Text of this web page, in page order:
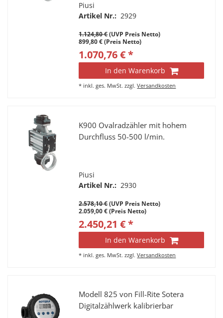
Piusi
Artikel Nr.: 2929
1.124,80 €(UVP Preis Netto)
899,80 € (Preis Netto)
1.070,76 € *
In den Warenkorb
* inkl. ges. MwSt. zzgl.Versandkosten
K900 Ovalradzähler mit hohem
Durchfluss 50-500 l/min.
Piusi
Artikel Nr.: 2930
2.578,10 €(UVP Preis Netto)
2.059,00 € (Preis Netto)
2.450,21 € *
In den Warenkorb
* inkl. ges. MwSt. zzgl.Versandkosten
Modell 825 von Fill-Rite Sotera
Digitalzählwerk kalibrierbar